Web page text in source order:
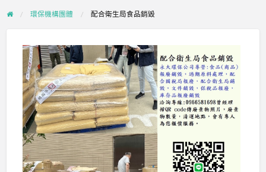
環保機構團體 配合衛生局食品銷毀